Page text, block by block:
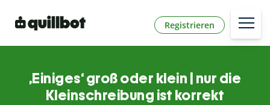
Registrieren
‚Einiges‘ groß oder klein | nur die
Kleinschreibung ist korrekt